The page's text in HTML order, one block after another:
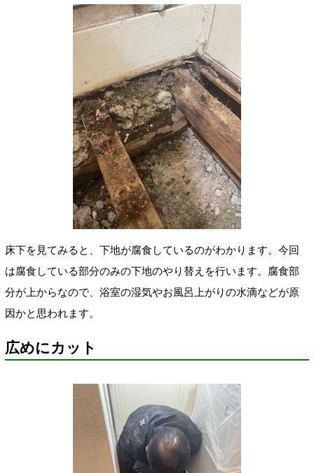
床下を見てみると、下地が腐食しているのがわかります。今回
は腐食している部分のみの下地のやり替えを行います。腐食部
分が上からなので、浴室の湿気やお風呂上がりの水滴などが原
因かと思われます。
広めにカット